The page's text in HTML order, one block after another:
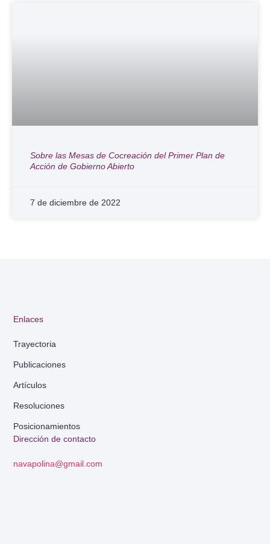
Sobre las Mesas de Cocreación del Primer Plan de
Acción de Gobierno Abierto
7 de diciembre de 2022
Dirección de contacto
navapolina@gmail.com
Enlaces
Trayectoria
Publicaciones
Artículos
Resoluciones
Posicionamientos